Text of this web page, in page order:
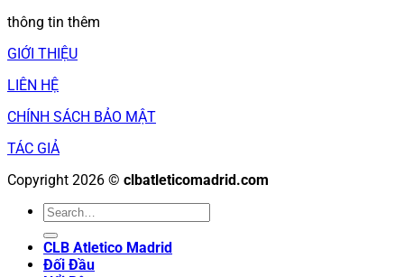
thông tin thêm
GIỚI THIỆU
LIÊN HỆ
CHÍNH SÁCH BẢO MẬT
TÁC GIẢ
Copyright 2026 © clbatleticomadrid.com
CLB Atletico Madrid
Đối Đầu